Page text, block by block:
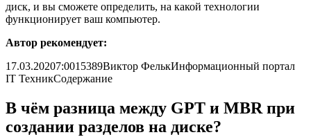
диск, и вы сможете определить, на какой технологии
функционирует ваш компьютер.
Автор рекомендует:
17.03.20207:0015389Виктор ФелькИнформационный портал
IT ТехникСодержание
В чём разница между GPT и MBR при
создании разделов на диске?